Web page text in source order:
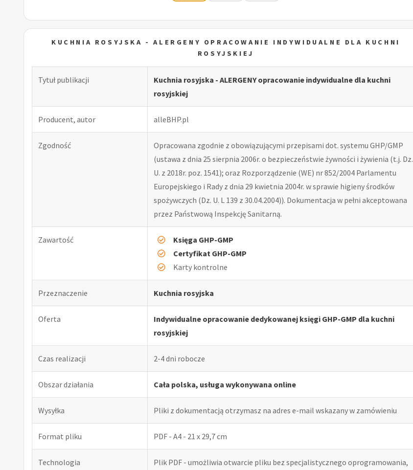
KUCHNIA ROSYJSKA - ALERGENY OPRACOWANIE INDYWIDUALNE DLA KUCHNI
ROSYJSKIEJ
Tytuł publikacji
Kuchnia rosyjska - ALERGENY opracowanie indywidualne dla kuchni
rosyjskiej
Producent, autor alleBHP.pl
Zgodność
Opracowana zgodnie z obowiązującymi przepisami dot. systemu GHP/GMP
(ustawa z dnia 25 sierpnia 2006r. o bezpieczeństwie żywności i żywienia (t.j. Dz.
U. z 2018r. poz. 1541); oraz Rozporządzenie (WE) nr 852/2004 Parlamentu
Europejskiego i Rady z dnia 29 kwietnia 2004r. w sprawie higieny środków
spożywczych (Dz. U. L 139 z 30.04.2004)). Dokumentacja w pełni akceptowana
przez Państwową Inspekcję Sanitarną.
Zawartość
Księga GHP-GMP
Certyfikat GHP-GMP
Karty kontrolne
Przeznaczenie Kuchnia rosyjska
Oferta
Indywidualne opracowanie dedykowanej księgi GHP-GMP dla kuchni
rosyjskiej
Czas realizacji 2-4 dni robocze
Obszar działania Cała polska, usługa wykonywana online
Wysyłka Pliki z dokumentacją otrzymasz na adres e-mail wskazany w zamówieniu
Format pliku PDF - A4 - 21 x 29,7 cm
Technologia
Plik PDF - umożliwia otwarcie pliku bez specjalistycznego oprogramowania,